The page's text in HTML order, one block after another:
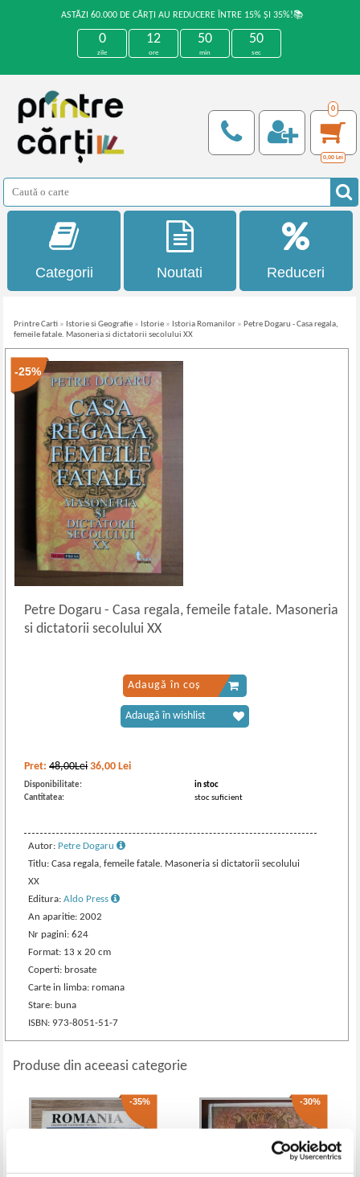
ASTĂZI 60.000 DE CĂRȚI AU REDUCERE ÎNTRE 15% ȘI 35%!📚
0
zile
12
ore
50
min
50
sec
0
0,00 Lei
Categorii Noutati Reduceri
Printre Carti » Istorie si Geografie » Istorie » Istoria Romanilor » Petre Dogaru - Casa regala,
femeile fatale. Masoneria si dictatorii secolului XX
-25%
Petre Dogaru- Casa regala, femeile fatale. Masoneria
si dictatorii secolului XX
Pret:48,00Lei 36,00 Lei
Disponibilitate:
in stoc
Cantitatea:
stoc suficient
Autor: Petre Dogaru
Titlu: Casa regala, femeile fatale. Masoneria si dictatorii secolului
XX
Editura:Aldo Press
An aparitie: 2002
Nr pagini: 624
Format: 13 x 20 cm
Coperti: brosate
Carte in limba: romana
Stare: buna
ISBN: 973-8051-51-7
Adaugă în coș
Adaugă în wishlist
Produse din aceeasi categorie
-35% -30%